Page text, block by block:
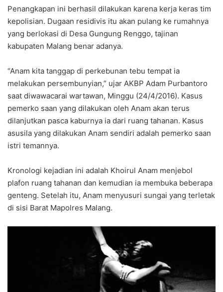
Penangkapan ini berhasil dilakukan karena kerja keras tim
kepolisian. Dugaan residivis itu akan pulang ke rumahnya
yang berlokasi di Desa Gungung Renggo, tajinan
kabupaten Malang benar adanya.
“Anam kita tanggap di perkebunan tebu tempat ia
melakukan persembunyian,” ujar AKBP Adam Purbantoro
saat diwawacarai wartawan, Minggu (24/4/2016). Kasus
pemerko saan yang dilakukan oleh Anam akan terus
dilanjutkan pasca kaburnya ia dari ruang tahanan. Kasus
asusila yang dilakukan Anam sendiri adalah pemerko saan
istri temannya.
Kronologi kejadian ini adalah Khoirul Anam menjebol
plafon ruang tahanan dan kemudian ia membuka beberapa
genteng. Setelah itu, Anam menyusuri sungai yang terletak
di sisi Barat Mapolres Malang.